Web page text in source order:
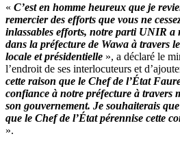
« C’est en homme heureux que je
remercier des efforts que vous ne
inlassables efforts, notre parti UNIR a
dans la préfecture de Wawa à travers
locale et présidentielle », a déclaré le
l’endroit de ses interlocuteurs et
cette raison que le Chef de l’État
confiance à notre préfecture à travers
son gouvernement. Je souhaiterais
que le Chef de l’État pérennise cette
».